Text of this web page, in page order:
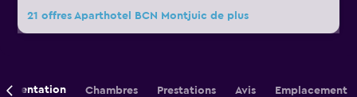
21 offres Aparthotel BCN Montjuic de plus
Présentation Chambres Prestations Avis Emplacement